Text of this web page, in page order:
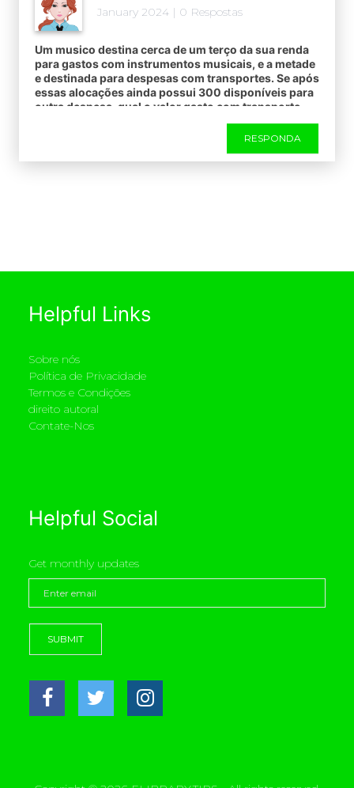
January 2024 | 0 Respostas
Um musico destina cerca de um terço da sua renda
para gastos com instrumentos musicais, e a metade
e destinada para despesas com transportes. Se após
essas alocações ainda possui 300 disponíveis para
outra despesa, qual o valor gasto com transporte .
RESPONDA
Helpful Links
Sobre nós
Política de Privacidade
Termos e Condições
direito autoral
Contate-Nos
Helpful Social
Get monthly updates
SUBMIT